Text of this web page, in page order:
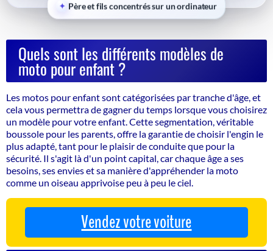
Père et fils concentrés sur un ordinateur
Quels sont les différents modèles de
moto pour enfant ?
Les motos pour enfant sont catégorisées par tranche d'âge, et
cela vous permettra de gagner du temps lorsque vous choisirez
un modèle pour votre enfant. Cette segmentation, véritable
boussole pour les parents, offre la garantie de choisir l'engin le
plus adapté, tant pour le plaisir de conduite que pour la
sécurité. Il s'agit là d'un point capital, car chaque âge a ses
besoins, ses envies et sa manière d'appréhender la moto
comme un oiseau apprivoise peu à peu le ciel.
Vendez votre voiture